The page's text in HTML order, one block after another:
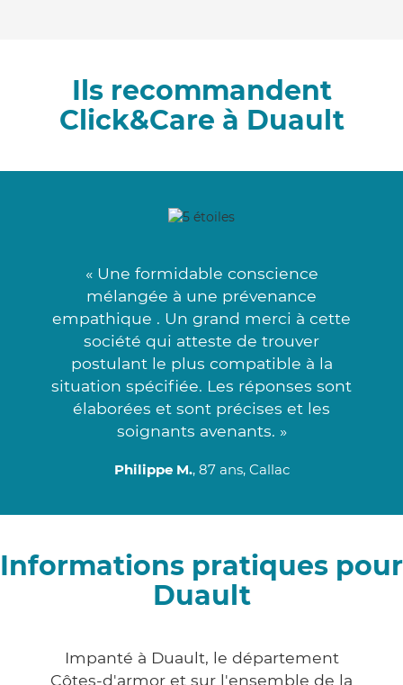
Ils recommandent
Click&Care à Duault
« Une formidable conscience
mélangée à une prévenance
empathique . Un grand merci à cette
société qui atteste de trouver
postulant le plus compatible à la
situation spécifiée. Les réponses sont
élaborées et sont précises et les
soignants avenants. »
Philippe M., 87 ans, Callac
Informations pratiques pour
Duault
Impanté à Duault, le département
Côtes-d'armor et sur l'ensemble de la